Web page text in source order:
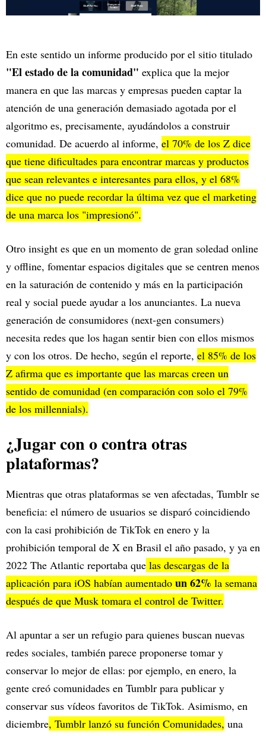
En este sentido un informe producido por el sitio titulado
"El estado de la comunidad" explica que la mejor
manera en que las marcas y empresas pueden captar la
atención de una generación demasiado agotada por el
algoritmo es, precisamente, ayudándolos a construir
comunidad. De acuerdo al informe, el 70% de los Z dice
que tiene dificultades para encontrar marcas y productos
que sean relevantes e interesantes para ellos, y el 68%
dice que no puede recordar la última vez que el marketing
de una marca los "impresionó".
Otro insight es que en un momento de gran soledad online
y offline, fomentar espacios digitales que se centren menos
en la saturación de contenido y más en la participación
real y social puede ayudar a los anunciantes. La nueva
generación de consumidores (next-gen consumers)
necesita redes que los hagan sentir bien con ellos mismos
y con los otros. De hecho, según el reporte, el 85% de los
Z afirma que es importante que las marcas creen un
sentido de comunidad (en comparación con solo el 79%
de los millennials).
¿Jugar con o contra otras
plataformas?
Mientras que otras plataformas se ven afectadas, Tumblr se
beneficia: el número de usuarios se disparó coincidiendo
con la casi prohibición de TikTok en enero y la
prohibición temporal de X en Brasil el año pasado, y ya en
2022 The Atlantic reportaba que las descargas de la
aplicación para iOS habían aumentado un 62% la semana
después de que Musk tomara el control de Twitter.
Al apuntar a ser un refugio para quienes buscan nuevas
redes sociales, también parece proponerse tomar y
conservar lo mejor de ellas: por ejemplo, en enero, la
gente creó comunidades en Tumblr para publicar y
conservar sus vídeos favoritos de TikTok. Asimismo, en
diciembre, Tumblr lanzó su función Comunidades, una